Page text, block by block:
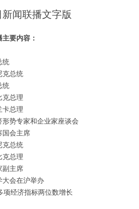
闻联播文字版
要内容：
统
克总统
统
克总理
卡总理
势专家和企业家座谈会
国会主席
克总统
克总理
副主席
大会在沪举办
项经济指标两位数增长